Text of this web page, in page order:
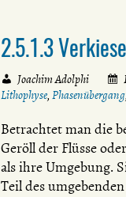
2.5.1.3
Joachim Adolphi
Lithophyse, Phasenübergang,
Betrachtet man die
Geröll der Flüsse
als ihre Umgebung.
Teil des